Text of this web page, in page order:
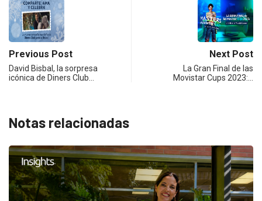
Previous Post
David Bisbal, la sorpresa
icónica de Diners Club…
Next Post
La Gran Final de las
Movistar Cups 2023:…
Notas relacionadas